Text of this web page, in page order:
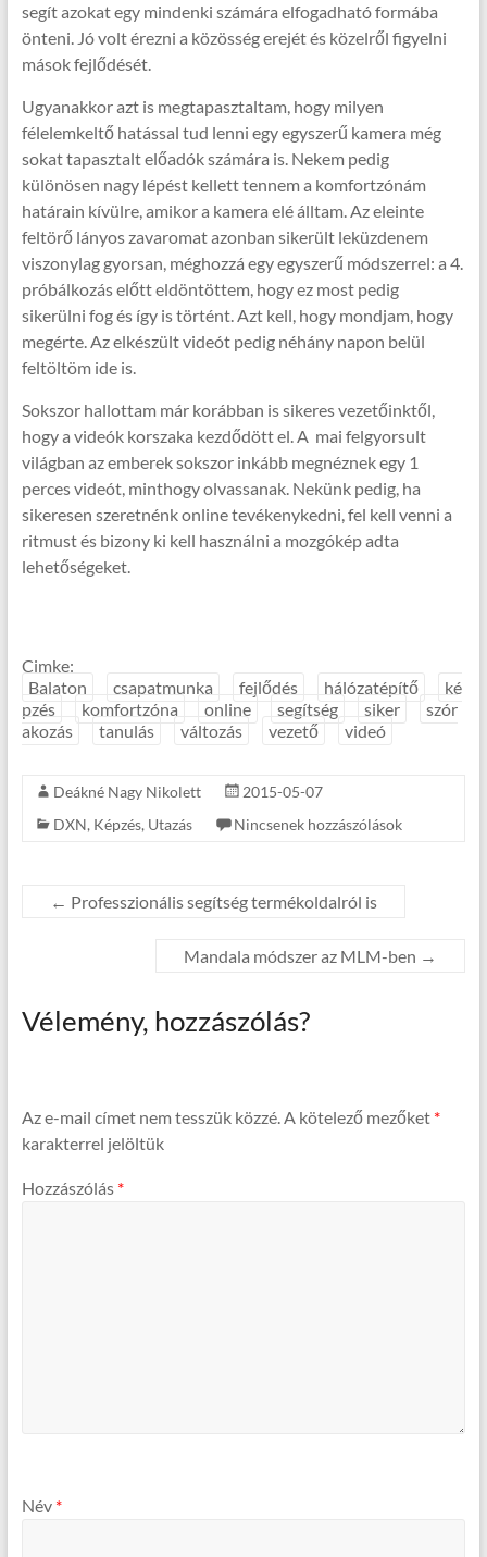
segít azokat egy mindenki számára elfogadható formába
önteni. Jó volt érezni a közösség erejét és közelről figyelni
mások fejlődését.
Ugyanakkor azt is megtapasztaltam, hogy milyen
félelemkeltő hatással tud lenni egy egyszerű kamera még
sokat tapasztalt előadók számára is. Nekem pedig
különösen nagy lépést kellett tennem a komfortzónám
határain kívülre, amikor a kamera elé álltam. Az eleinte
feltörő lányos zavaromat azonban sikerült leküzdenem
viszonylag gyorsan, méghozzá egy egyszerű módszerrel: a 4.
próbálkozás előtt eldöntöttem, hogy ez most pedig
sikerülni fog és így is történt. Azt kell, hogy mondjam, hogy
megérte. Az elkészült videót pedig néhány napon belül
feltöltöm ide is.
Sokszor hallottam már korábban is sikeres vezetőinktől,
hogy a videók korszaka kezdődött el. A mai felgyorsult
világban az emberek sokszor inkább megnéznek egy 1
perces videót, minthogy olvassanak. Nekünk pedig, ha
sikeresen szeretnénk online tevékenykedni, fel kell venni a
ritmust és bizony ki kell használni a mozgókép adta
lehetőségeket.
Cimke:
Balaton
csapatmunka fejlődés hálózatépítő
ké
pzés
komfortzóna online segítség siker
szór
akozás
tanulás változás vezető videó
Deákné Nagy Nikolett
2015-05-07
DXN, Képzés, Utazás Nincsenek hozzászólások
← Professzionális segítség termékoldalról is
Mandala módszer az MLM-ben →
Vélemény, hozzászólás?
Az e-mail címet nem tesszük közzé. A kötelező mezőket *
karakterrel jelöltük
Hozzászólás *
Név *